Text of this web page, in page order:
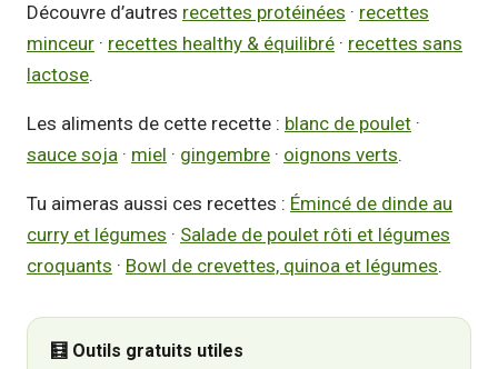
Découvre d’autres recettes protéinées · recettes
minceur · recettes healthy & équilibré · recettes sans
lactose.
Les aliments de cette recette : blanc de poulet ·
sauce soja · miel · gingembre · oignons verts.
Tu aimeras aussi ces recettes : Émincé de dinde au
curry et légumes · Salade de poulet rôti et légumes
croquants · Bowl de crevettes, quinoa et légumes.
🧮 Outils gratuits utiles